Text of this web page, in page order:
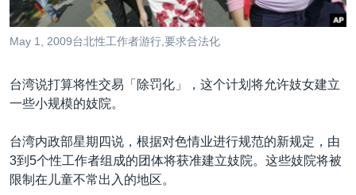
检
索
美洲
劳工
美中关系
埃博拉疫情
美国之音专访
重要讲话与声明
台海两岸关系
中文广播
其他语言网站
May 1, 2009台北性工作者游行,要求合法化
台湾说打算将性交易「除罚化」，这个计划将允许妓女建立
一些小规模的妓院。
台湾内政部星期四说，根据对色情业进行规范的新规定，由
3到5个性工作者组成的团体将获准建立妓院。这些妓院将被
限制在儿童不常出入的地区。